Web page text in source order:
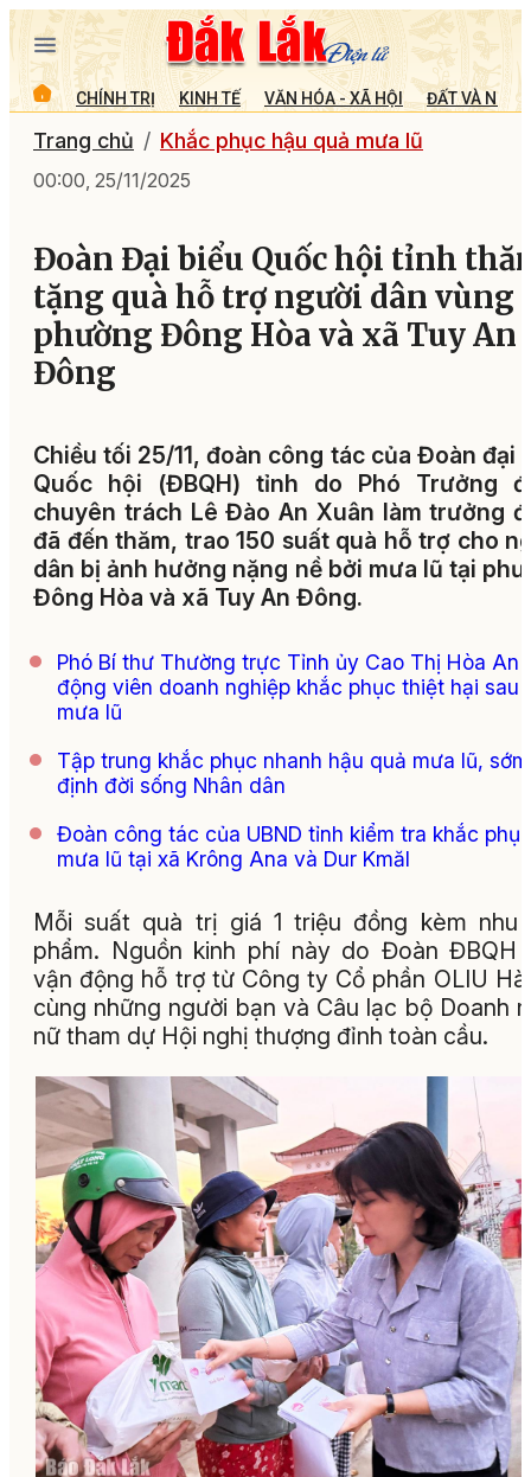
CHÍNH TRỊ KINH TẾ VĂN HÓA - XÃ HỘI ĐẤT VÀ
Trang chủ Khắc phục hậu quả mưa lũ
00:00, 25/11/2025
Đoàn Đại biểu Quốc hội tỉnh
tặng quà hỗ trợ người dân vùng
phường Đông Hòa và xã Tuy An
Đông
Chiều tối 25/11, đoàn công tác của Đoàn đại
Quốc hội (ĐBQH) tỉnh do Phó Trưởng
chuyên trách Lê Đào An Xuân làm trưởng
đã đến thăm, trao 150 suất quà hỗ trợ cho
dân bị ảnh hưởng nặng nề bởi mưa lũ tại
Đông Hòa và xã Tuy An Đông.
Phó Bí thư Thường trực Tỉnh ủy Cao Thị Hòa An
động viên doanh nghiệp khắc phục thiệt hại sau
mưa lũ
Tập trung khắc phục nhanh hậu quả mưa lũ,
định đời sống Nhân dân
Đoàn công tác của UBND tỉnh kiểm tra khắc phục
mưa lũ tại xã Krông Ana và Dur Kmăl
Mỗi suất quà trị giá 1 triệu đồng kèm nhu
phẩm. Nguồn kinh phí này do Đoàn ĐBQH
vận động hỗ trợ từ Công ty Cổ phần OLIU Hà
cùng những người bạn và Câu lạc bộ Doanh
nữ tham dự Hội nghị thượng đỉnh toàn cầu.